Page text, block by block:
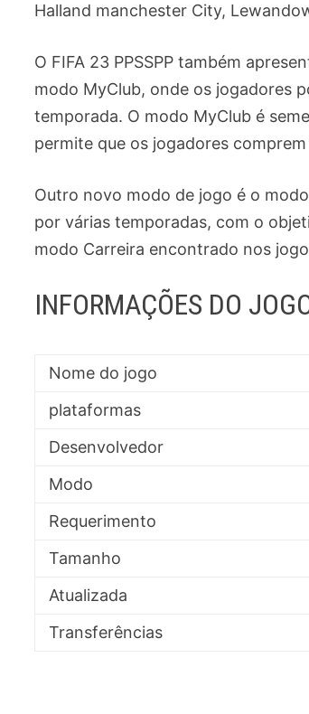
Halland manchester City,
O FIFA 23 PPSSPP também
modo MyClub, onde os jogadores
temporada. O modo MyClub é
permite que os jogadores
Outro novo modo de jogo é o
por várias temporadas, com o
modo Carreira encontrado nos
INFORMAÇÕES DO
Nome do jogo
plataformas
Desenvolvedor
Modo
Requerimento
Tamanho
Atualizada
Transferências